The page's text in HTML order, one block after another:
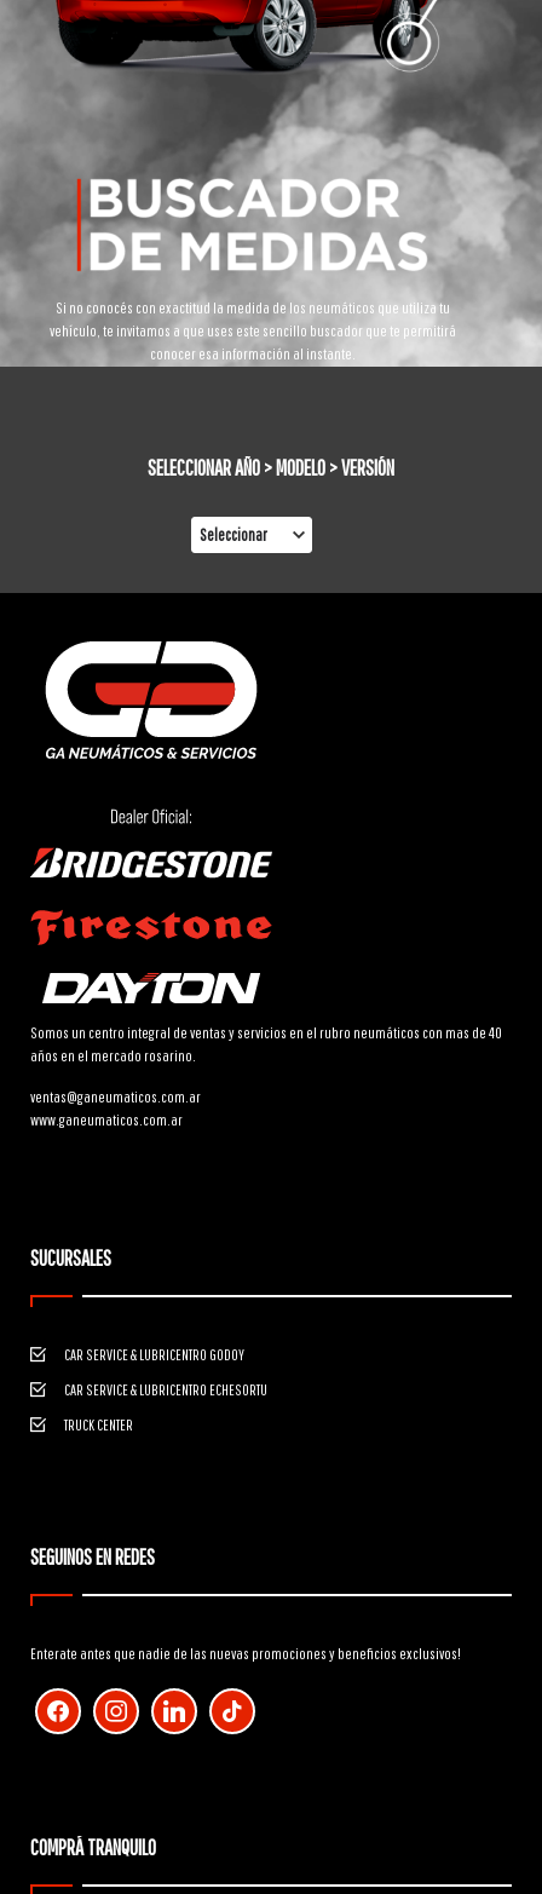
Si no conocés con exactitud la medida de los neumáticos que utiliza tu
vehículo, te invitamos a que uses este sencillo buscador que te permitirá
conocer esa información al instante.
SELECCIONAR AÑO > MODELO > VERSIÓN
Somos un centro integral de ventas y servicios en el rubro neumáticos con mas de 40
años en el mercado rosarino.
ventas@ganeumaticos.com.ar
www.ganeumaticos.com.ar
SUCURSALES
CAR SERVICE & LUBRICENTRO GODOY
CAR SERVICE & LUBRICENTRO ECHESORTU
TRUCK CENTER
SEGUINOS EN REDES
Enterate antes que nadie de las nuevas promociones y beneficios exclusivos!
facebook instagram linkedin tiktok
COMPRÁ TRANQUILO